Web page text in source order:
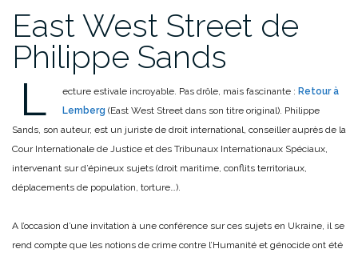
East West Street de
Philippe Sands
L ecture estivale incroyable. Pas drôle, mais fascinante : Retour à
Lemberg (East West Street dans son titre original). Philippe
Sands, son auteur, est un juriste de droit international, conseiller auprès de la
Cour Internationale de Justice et des Tribunaux Internationaux Spéciaux,
intervenant sur d’épineux sujets (droit maritime, conflits territoriaux,
déplacements de population, torture…).
A l’occasion d’une invitation à une conférence sur ces sujets en Ukraine, il se
rend compte que les notions de crime contre l’Humanité et génocide ont été